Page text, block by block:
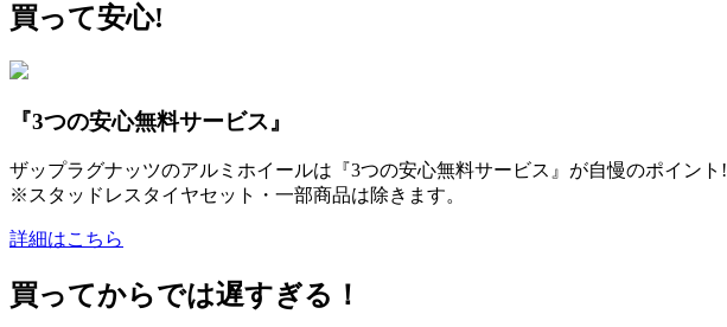
買って安心!
『3つの安心無料サービス』
ザップラグナッツのアルミホイールは『3つの安心無料サービス』が自慢のポイント!
※スタッドレスタイヤセット・一部商品は除きます。
詳細はこちら
買ってからでは遅すぎる！